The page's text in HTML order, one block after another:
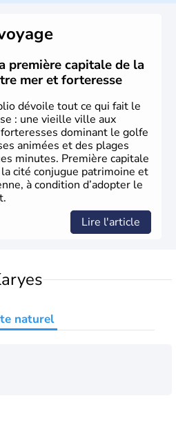
en 776 avant J.C. Le 25
de la Guerre d'indépendance,
nationale grecque. La Grèce
comme état indépendant à
première capitale de la
mer et forteresse
dévoile tout ce qui fait le
: une vieille ville aux
dominant le golfe
animées et des plages
minutes. Première capitale
cité conjugue patrimoine et
à condition d’adopter le
Lire l'article
naturel